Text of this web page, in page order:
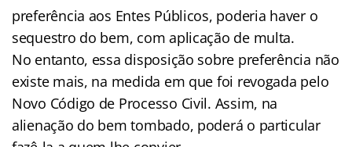
preferência aos Entes Públicos, poderia haver o
sequestro do bem, com aplicação de multa.
No entanto, essa disposição sobre preferência não
existe mais, na medida em que foi revogada pelo
Novo Código de Processo Civil. Assim, na
alienação do bem tombado, poderá o particular